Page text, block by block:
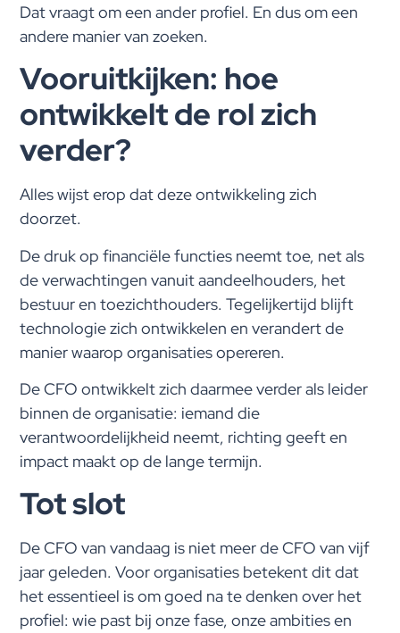
Dat vraagt om een ander profiel. En dus om een
andere manier van zoeken.
Vooruitkijken: hoe
ontwikkelt de rol zich
verder?
Alles wijst erop dat deze ontwikkeling zich
doorzet.
De druk op financiële functies neemt toe, net als
de verwachtingen vanuit aandeelhouders, het
bestuur en toezichthouders. Tegelijkertijd blijft
technologie zich ontwikkelen en verandert de
manier waarop organisaties opereren.
De CFO ontwikkelt zich daarmee verder als leider
binnen de organisatie: iemand die
verantwoordelijkheid neemt, richting geeft en
impact maakt op de lange termijn.
Tot slot
De CFO van vandaag is niet meer de CFO van vijf
jaar geleden. Voor organisaties betekent dit dat
het essentieel is om goed na te denken over het
profiel: wie past bij onze fase, onze ambities en